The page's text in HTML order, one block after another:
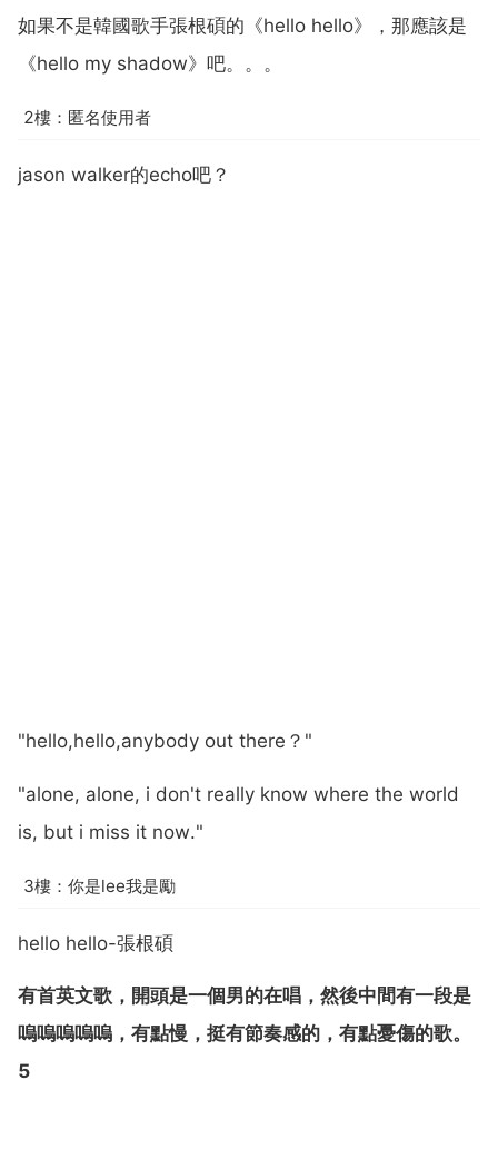
如果不是韓國歌手張根碩的《hello hello》，那應該是
《hello my shadow》吧。。。
2樓：匿名使用者
jason walker的echo吧？
"hello,hello,anybody out there？"
"alone, alone, i don't really know where the world
is, but i miss it now."
3樓：你是lee我是勵
hello hello-張根碩
有首英文歌，開頭是一個男的在唱，然後中間有一段是
嗚嗚嗚嗚嗚，有點慢，挺有節奏感的，有點憂傷的歌。
5